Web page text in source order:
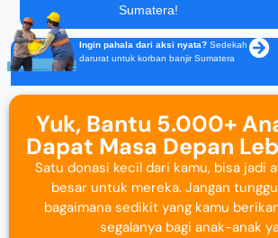
Sumatera!
Ingin pahala dari aksi nyata? Sedekah
darurat untuk korban banjir Sumatera
Yuk, Bantu 5.000+
Dapat Masa Depan
Satu donasi kecil dari kamu, bisa jadi
besar untuk mereka. Jangan
bagaimana sedikit yang kamu
segalanya bagi anak-anak